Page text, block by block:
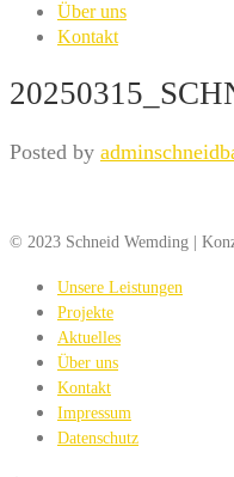
Über uns
Kontakt
Posted by
© 2023 Schneid Wemding |
Unsere Leistungen
Projekte
Aktuelles
Über uns
Kontakt
Impressum
Datenschutz